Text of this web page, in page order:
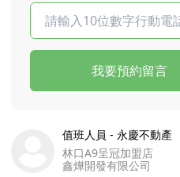
我要預約留言
值班人員 - 永慶不動產
林口A9呈冠加盟店
鑫燁開發有限公司